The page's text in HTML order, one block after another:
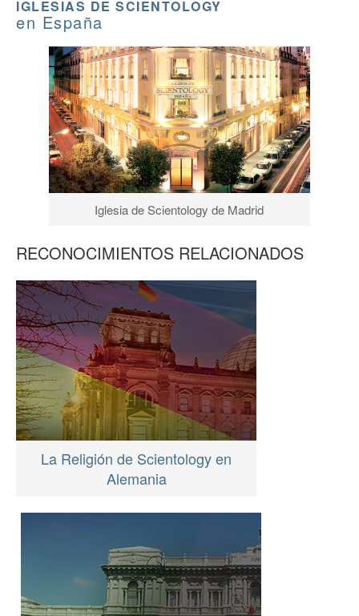
IGLESIAS DE SCIENTOLOGY
en España
Iglesia de Scientology de Madrid
RECONOCIMIENTOS RELACIONADOS
La Religión de Scientology en
Alemania